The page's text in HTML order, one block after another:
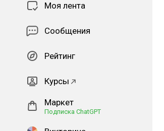
Моя лента
Сообщения
Рейтинг
Курсы
Маркет
Подписка ChatGPT